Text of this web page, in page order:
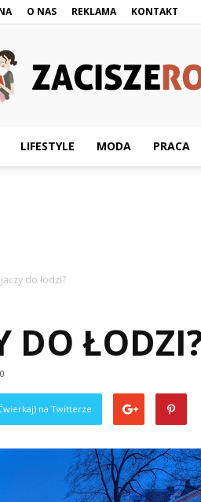
O NAS REKLAMA KONTAKT
LIFESTYLE MODA PRACA
do łodzi?
DO
0
na Twitterze